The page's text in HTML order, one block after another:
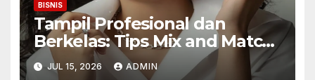
BISNIS
Tampil Profesional dan
Berkelas: Tips Mix and Match
Kalung Wanita untuk Wanita
JUL 15, 2026 ADMIN